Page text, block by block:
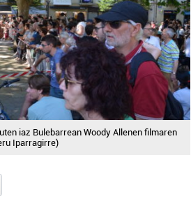
iaz Bulebarrean Woody Allenen filmaren
Iparragirre)